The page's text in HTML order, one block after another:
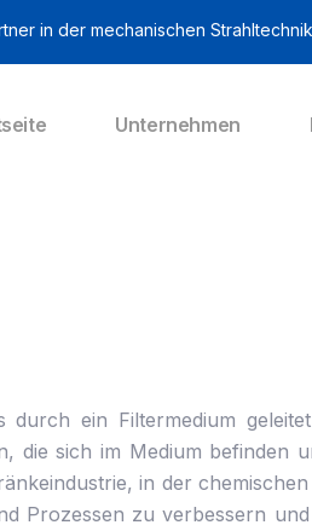
in der mechanischen
Unternehmen
ein Filtermedium
die sich im Medium
in der
Prozessen zu verbessern